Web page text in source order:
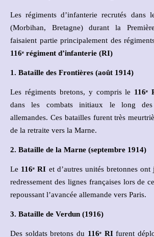
Les régiments d’infanterie recrutés dans
(Morbihan, Bretagne) durant la
faisaient partie principalement des
116ᵉ régiment d’infanterie (RI)
1. Bataille des Frontières (août 1914)
Les régiments bretons, y compris le 116ᵉ
dans les combats initiaux le long des
allemandes. Ces batailles furent très
de la retraite vers la Marne.
2. Bataille de la Marne (septembre 1914)
Le 116ᵉ RI et d’autres unités bretonnes
redressement des lignes françaises lors de
repoussant l’avancée allemande vers Paris.
3. Bataille de Verdun (1916)
Des soldats bretons du 116ᵉRIfurent